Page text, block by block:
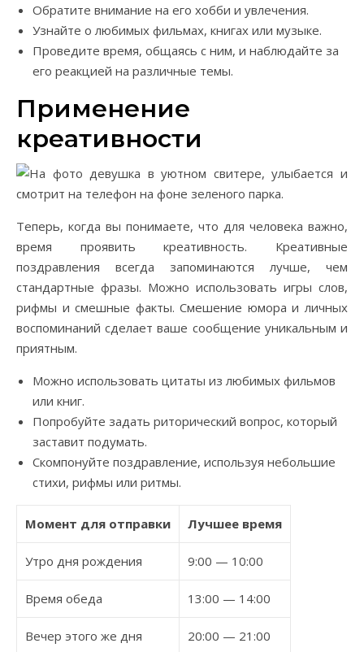
Обратите внимание на его хобби и увлечения.
Узнайте о любимых фильмах, книгах или музыке.
Проведите время, общаясь с ним, и наблюдайте за
его реакцией на различные темы.
Применение
креативности
Теперь, когда вы понимаете, что для человека важно,
время проявить креативность. Креативные
поздравления всегда запоминаются лучше, чем
стандартные фразы. Можно использовать игры слов,
рифмы и смешные факты. Смешение юмора и личных
воспоминаний сделает ваше сообщение уникальным и
приятным.
Можно использовать цитаты из любимых фильмов
или книг.
Попробуйте задать риторический вопрос, который
заставит подумать.
Скомпонуйте поздравление, используя небольшие
стихи, рифмы или ритмы.
Момент для отправки Лучшее время
Утро дня рождения 9:00 — 10:00
Время обеда 13:00 — 14:00
Вечер этого же дня 20:00 — 21:00